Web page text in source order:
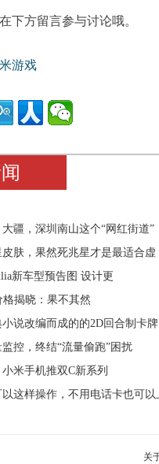
下方留言参与讨论哦。
游戏
疆，深圳南山这个“网红街道”
肤，果然死兆星才是最适合虚
新车型预告图 设计更
格揭晓：果不其然
小说改编而成的的2D回合制卡牌
控，终结“流量偷跑”困扰
米手机推双C新系列
这样操作，不用电话卡也可以
关